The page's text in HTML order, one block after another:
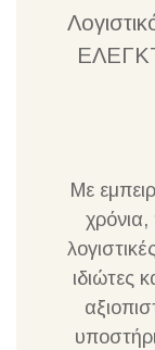
Με
ιδιώτες